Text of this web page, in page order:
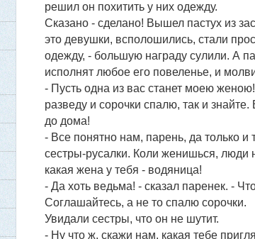
решил он похитить у них одежду.
Сказано - сделано! Вышел пастух из
это девушки, всполошились, стали
одежду, - большую награду сулили. А
исполнят любое его повеленье, и
- Пусть одна из вас станет моею
разведу и сорочки спалю, так и
до дома!
- Все понятно нам, парень, да только и
сестры-русалки. Коли женишься, люди
какая жена у тебя - водяница!
- Да хоть ведьма! - сказал паренек. -
Соглашайтесь, а не то спалю сорочки.
Увидали сестры, что он не шутит.
- Ну что ж, скажи нам, какая тебе